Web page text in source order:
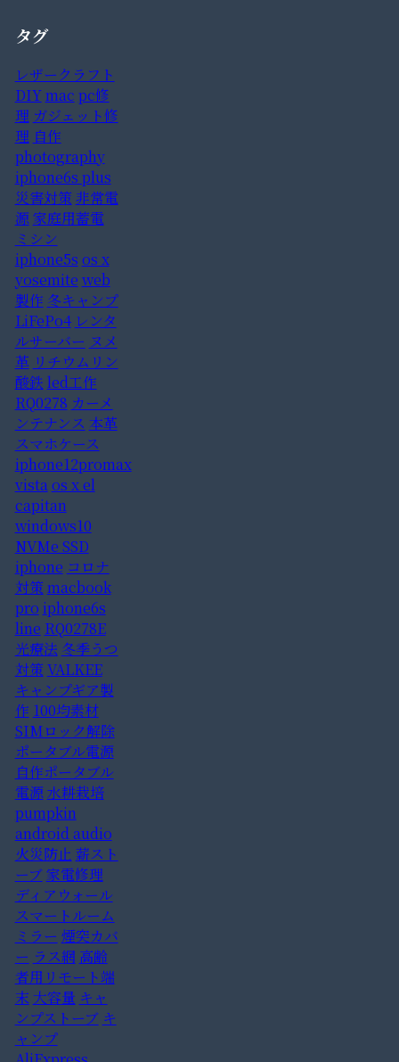
タグ
レザークラフト
DIYmac pc修
理 ガジェット修
理 自作
photography
iphone6s plus
災害対策非常電
源家庭用蓄電
ミシン
iphone5s os x
yosemite web
製作 冬キャンプ
LiFePo4 レンタ
ルサーバー ヌメ
革 リチウムリン
酸鉄 led工作
RQ0278 カーメ
ンテナンス 本革
スマホケース
iphone12promax
vistaos x el
capitan
windows10
NVMe SSD
iphone コロナ
対策macbook
pro iphone6s
line RQ0278E
光療法 冬季うつ
対策VALKEE
キャンプギア製
作 100均素材
SIMロック解除
ポータブル電源
自作ポータブル
電源水耕栽培
pumpkin
android audio
火災防止 薪スト
ーブ家電修理
ディアウォール
スマートルーム
ミラー 煙突カバ
ー ラス網 高齢
者用リモート端
末大容量 キャ
ンプストーブ キ
ャンプ